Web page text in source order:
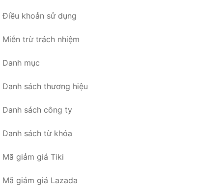
Điều khoản sử dụng
Miễn trừ trách nhiệm
Danh mục
Danh sách thương hiệu
Danh sách công ty
Danh sách từ khóa
Mã giảm giá Tiki
Mã giảm giá Lazada